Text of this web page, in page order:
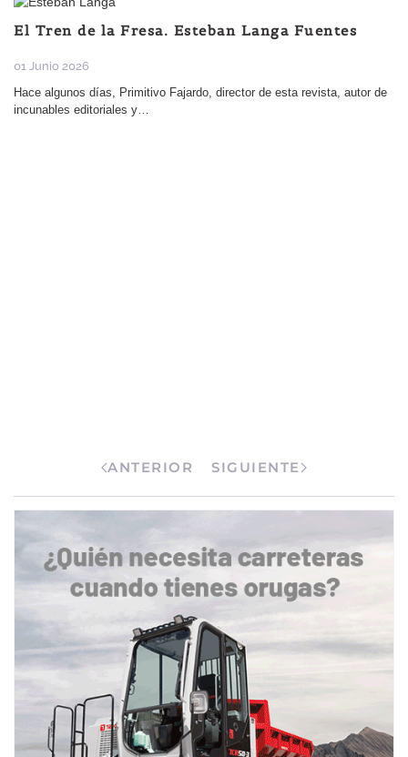
El Tren de la Fresa. Esteban Langa Fuentes
01 Junio 2026
Hace algunos días, Primitivo Fajardo, director de esta revista, autor de
incunables editoriales y…
ANTERIOR SIGUIENTE